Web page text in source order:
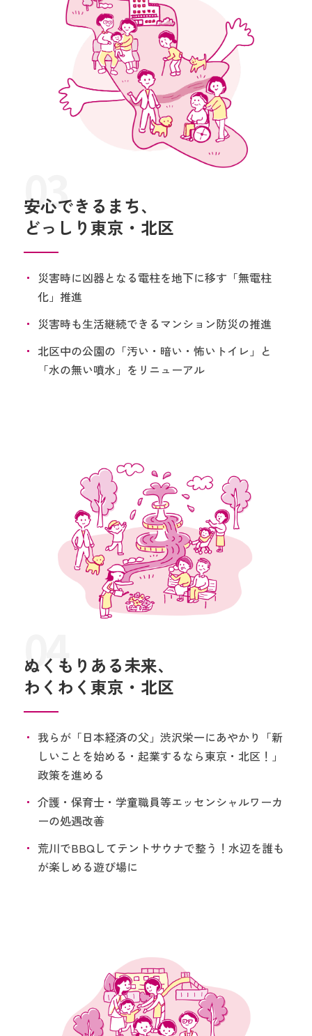
安心できるまち、
どっしり東京・北区
災害時に凶器となる電柱を地下に移す「無電柱
化」推進
災害時も生活継続できるマンション防災の推進
北区中の公園の「汚い・暗い・怖いトイレ」と
「水の無い噴水」をリニューアル
03
ぬくもりある未来、
わくわく東京・北区
我らが「日本経済の父」渋沢栄一にあやかり「新
しいことを始める・起業するなら東京・北区！」
政策を進める
介護・保育士・学童職員等エッセンシャルワーカ
ーの処遇改善
荒川でBBQしてテントサウナで整う！水辺を誰も
が楽しめる遊び場に
04